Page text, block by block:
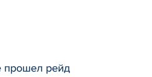
прошел рейд